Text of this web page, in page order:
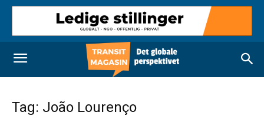
Tag: João Lourenço